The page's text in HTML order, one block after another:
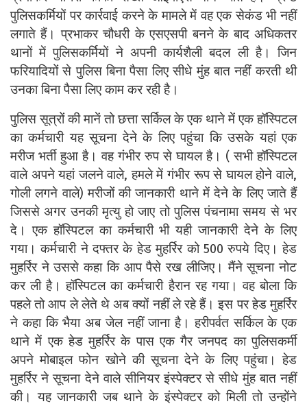
पुलिसकर्मियों पर कार्रवाई करने के मामले में वह एक सेकंड भी नहीं
लगाते हैं। प्रभाकर चौधरी के एसएसपी बनने के बाद अधिकतर
थानों में पुलिसकर्मियों ने अपनी कार्यशैली बदल ली है। जिन
फरियादियों से पुलिस बिना पैसा लिए सीधे मुंह बात नहीं करती थी
उनका बिना पैसा लिए काम कर रही है।
पुलिस सूत्रों की मानें तो छत्ता सर्किल के एक थाने में एक हॉस्पिटल
का कर्मचारी यह सूचना देने के लिए पहुंचा कि उसके यहां एक
मरीज भर्ती हुआ है। वह गंभीर रुप से घायल है। ( सभी हॉस्पिटल
वाले अपने यहां जलने वाले, हमले में गंभीर रूप से घायल होने वाले,
गोली लगने वाले) मरीजों की जानकारी थाने में देने के लिए जाते हैं
जिससे अगर उनकी मृत्यु हो जाए तो पुलिस पंचनामा समय से भर
दे। एक हॉस्पिटल का कर्मचारी भी यही जानकारी देने के लिए
गया। कर्मचारी ने दफ्तर के हेड मुहर्रिर को 500 रुपये दिए। हेड
मुहर्रिर ने उससे कहा कि आप पैसे रख लीजिए। मैंने सूचना नोट
कर ली है। हॉस्पिटल का कर्मचारी हैरान रह गया। वह बोला कि
पहले तो आप ले लेते थे अब क्यों नहीं ले रहे हैं। इस पर हेड मुहर्रिर
ने कहा कि भैया अब जेल नहीं जाना है। हरीपर्वत सर्किल के एक
थाने में एक हेड मुहर्रिर के पास एक गैर जनपद का पुलिसकर्मी
अपने मोबाइल फोन खोने की सूचना देने के लिए पहुंचा। हेड
मुहर्रिर ने सूचना देने वाले सीनियर इंस्पेक्टर से सीधे मुंह बात नहीं
की। यह जानकारी जब थाने के इंस्पेक्टर को मिली तो उन्होंने